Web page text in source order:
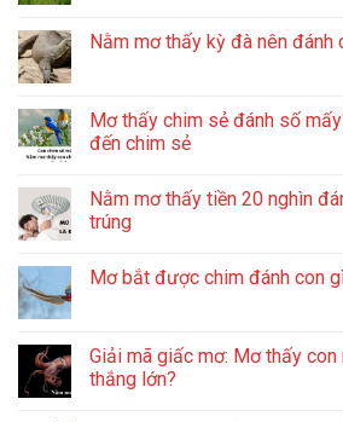
Nằm mơ thấy kỳ đà nên đánh
Mơ thấy chim sẻ đánh số
đến chim sẻ
Nằm mơ thấy tiền 20 nghìn
trúng
Mơ bắt được chim đánh con
Giải mã giấc mơ: Mơ thấy
thắng lớn?